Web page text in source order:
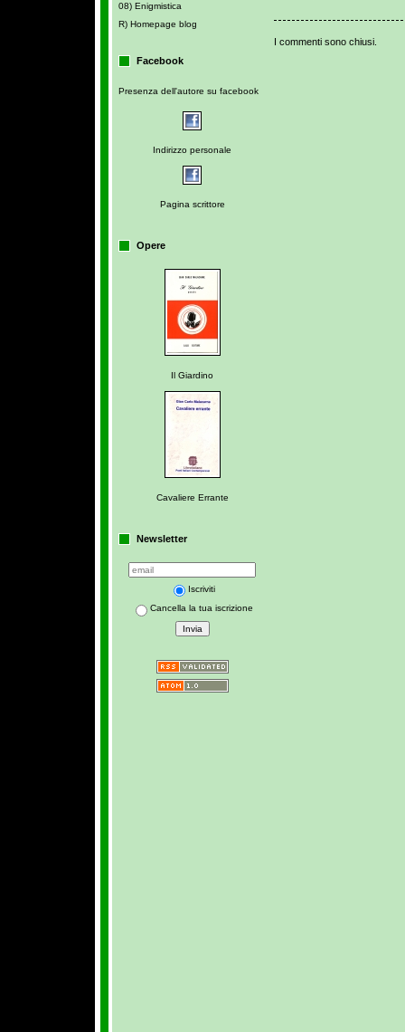
08) Enigmistica
R) Homepage blog
Facebook
Presenza dell'autore su facebook
Indirizzo personale
Pagina scrittore
Opere
Il Giardino
Cavaliere Errante
Newsletter
Iscriviti
Cancella la tua iscrizione
I commenti sono chiusi.